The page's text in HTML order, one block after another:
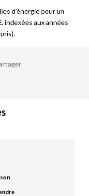
d'énergie pour un
indexées aux années